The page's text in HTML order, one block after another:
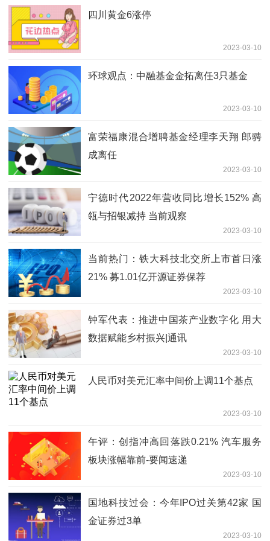
四川黄金6涨停
2023-03-10
环球观点：中融基金金拓离任3只基金
2023-03-10
富荣福康混合增聘基金经理李天翔 郎骋
成离任
2023-03-10
宁德时代2022年营收同比增长152% 高
瓴与招银减持 当前观察
2023-03-10
当前热门：铁大科技北交所上市首日涨
21% 募1.01亿开源证券保荐
2023-03-10
钟军代表：推进中国茶产业数字化 用大
数据赋能乡村振兴|通讯
2023-03-10
人民币对美元汇率中间价上调11个基点
2023-03-10
午评：创指冲高回落跌0.21% 汽车服务
板块涨幅靠前-要闻速递
2023-03-10
国地科技过会：今年IPO过关第42家 国
金证券过3单
2023-03-10